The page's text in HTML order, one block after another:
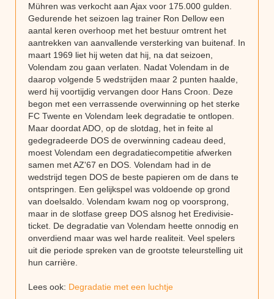
Mühren was verkocht aan Ajax voor 175.000 gulden.
Gedurende het seizoen lag trainer Ron Dellow een
aantal keren overhoop met het bestuur omtrent het
aantrekken van aanvallende versterking van buitenaf. In
maart 1969 liet hij weten dat hij, na dat seizoen,
Volendam zou gaan verlaten. Nadat Volendam in de
daarop volgende 5 wedstrijden maar 2 punten haalde,
werd hij voortijdig vervangen door Hans Croon. Deze
begon met een verrassende overwinning op het sterke
FC Twente en Volendam leek degradatie te ontlopen.
Maar doordat ADO, op de slotdag, het in feite al
gedegradeerde DOS de overwinning cadeau deed,
moest Volendam een degradatiecompetitie afwerken
samen met AZ'67 en DOS. Volendam had in de
wedstrijd tegen DOS de beste papieren om de dans te
ontspringen. Een gelijkspel was voldoende op grond
van doelsaldo. Volendam kwam nog op voorsprong,
maar in de slotfase greep DOS alsnog het Eredivisie-
ticket. De degradatie van Volendam heette onnodig en
onverdiend maar was wel harde realiteit. Veel spelers
uit die periode spreken van de grootste teleurstelling uit
hun carrière.
Lees ook: Degradatie met een luchtje